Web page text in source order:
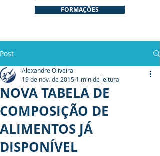
FORMAÇÕES
Post
NOVA TABELA DE
COMPOSIÇÃO DE
ALIMENTOS JÁ
DISPONÍVEL
Alexandre Oliveira
19 de nov. de 2015 1 min de leitura